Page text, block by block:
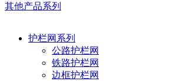
其他产品系列
护栏网系列
公路护栏网
铁路护栏网
边框护栏网